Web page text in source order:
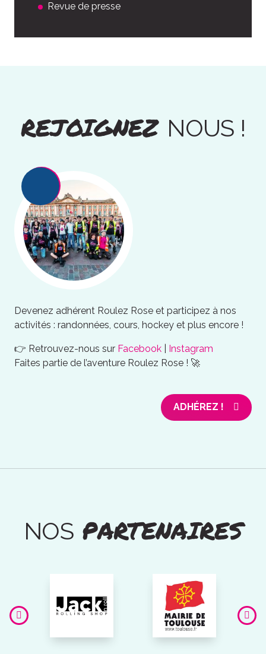
Revue de presse
REJOIGNEZ NOUS !
Devenez adhérent Roulez Rose et participez à nos
activités : randonnées, cours, hockey et plus encore !
👉 Retrouvez-nous sur Facebook
Instagram
Faites partie de l’aventure Roulez Rose ! 🚀
ADHÉREZ !
NOSPARTENAIRES